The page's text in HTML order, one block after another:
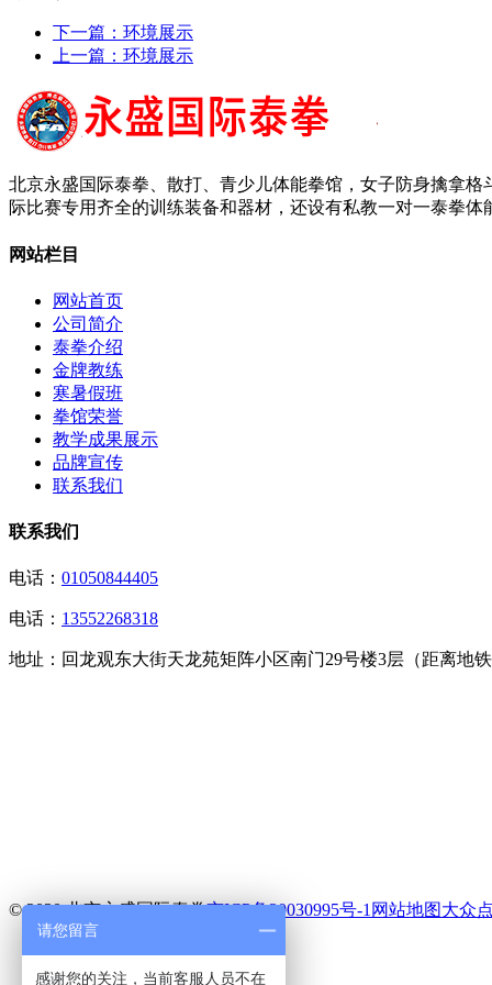
下一篇： 环境展示
上一篇： 环境展示
北京永盛国际泰拳、散打、青少儿体能拳馆，女子防身擒拿
际比赛专用齐全的训练装备和器材，还设有私教一对一泰拳
网站栏目
网站首页
公司简介
泰拳介绍
金牌教练
寒暑假班
拳馆荣誉
教学成果展示
品牌宣传
联系我们
联系我们
电话： 01050844405
电话： 13552268318
地址： 回龙观东大街天龙苑矩阵小区南门29号楼3层（距离地
© 2020 北京永盛国际泰拳京ICP备20030995号-1 网站地图大众
短信
请您留言
感谢您的关注，当前客服人员不在